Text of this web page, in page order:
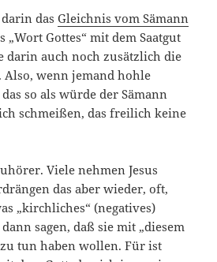
dasGleichnis vom Sämann
Gottes“ mit dem Saatgut
darin auch noch zusätzlich die
Also, wenn jemand hohle
so als würde der Sämann
schmeißen, das freilich keine
Viele nehmen Jesus
das aber wieder, oft,
„kirchliches“ (negatives)
sagen, daß sie mit „diesem
tun haben wollen. Für ist